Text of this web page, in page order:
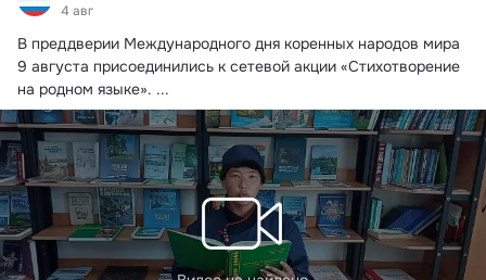
4 авг
В преддверии Международного дня коренных народов мира
9 августа присоединились к сетевой акции «Стихотворение
на родном языке». ...